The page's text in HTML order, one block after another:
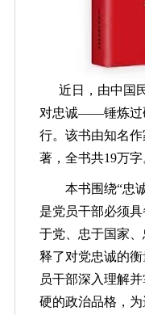
近日，由中国
对忠诚——锤炼过
行。该书由知名
著，全书共19万字
本书围绕“忠诚
是党员干部必须
于党、忠于国家
释了对党忠诚的
员干部深入理解
硬的政治品格，